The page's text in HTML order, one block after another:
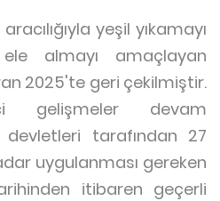
yeşil yıkamayı
almayı amaçlayan
2025'te geri çekilmiştir.
gelişmeler devam
tarafından 27
uygulanması gereken
itibaren geçerli